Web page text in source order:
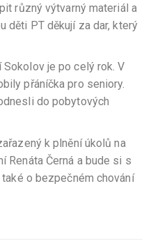
různý výtvarný materiál a
děti PT děkují za dar, který
je po celý rok. V
přáníčka pro seniory.
do pobytových
k plnění úkolů na
Renáta Černá a bude si s
o bezpečném chování